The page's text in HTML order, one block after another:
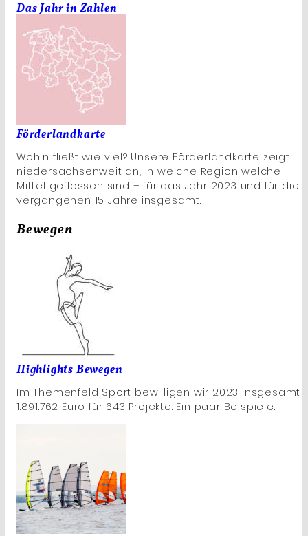
Das Jahr in Zahlen
Förderlandkarte
Wohin fließt wie viel? Unsere Förderlandkarte zeigt
niedersachsenweit an, in welche Region welche
Mittel geflossen sind – für das Jahr 2023 und für die
vergangenen 15 Jahre insgesamt.
Bewegen
Highlights Bewegen
Im Themenfeld Sport bewilligen wir 2023 insgesamt
1.891.762 Euro für 643 Projekte. Ein paar Beispiele.